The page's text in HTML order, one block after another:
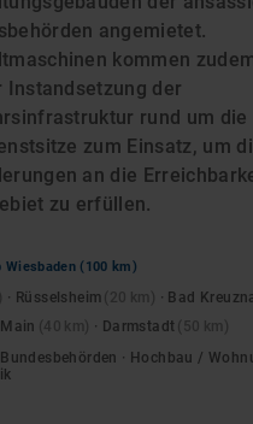
angemietet.
kommen
Instandsetzung der
rund um die
zum Einsatz, um
an die
zu erfüllen.
Wiesbaden (100 km)
· Rüsselsheim · Bad
· Darmstadt
· Hochbau /